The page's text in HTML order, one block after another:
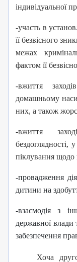
індивідуальної
-участь в
її безвісного
межах
фактом її
-вжиття
домашньому
них, а також
-вжиття
бездоглядності,
піклування щодо
-провадження
дитини на
-взаємодія з
державної влади
забезпечення
Хоча